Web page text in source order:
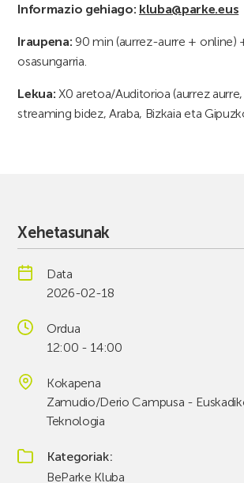
Informazio gehiago: kluba@parke.eus
Iraupena: 90 min (aurrez-aurre + online)
osasungarria.
Lekua: X0 aretoa/Auditorioa (aurrez
streaming bidez, Araba, Bizkaia eta
Xehetasunak
Data
2026-02-18
Ordua
12:00 - 14:00
Kokapena
Zamudio/Derio Campusa -
Teknologia
Kategoriak
BeParke Kluba